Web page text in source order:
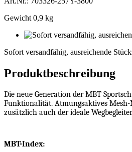
Gewicht 0,9 kg
Sofort versandfähig, ausreichende
Produktbeschreibung
Die neue Generation der MBT
Funktionalität. Atmungsaktives Mesh-
zusätzlich auch der ideale
MBT-Index: